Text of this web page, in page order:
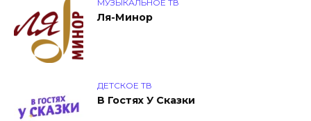
МУЗЫКАЛЬНОЕ ТВ
Ля-Минор
ДЕТСКОЕ ТВ
В Гостях У Сказки